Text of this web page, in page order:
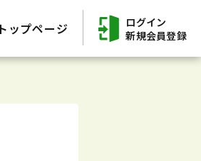
トップページ
ログイン
新規会員登録